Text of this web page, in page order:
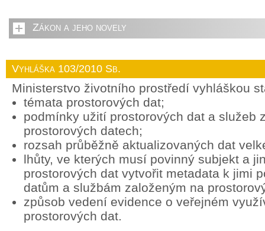
Zákon a jeho novely
Vyhláška 103/2010 Sb.
Ministerstvo životního prostředí vyhláškou
témata prostorových dat;
podmínky užití prostorových dat a služeb
prostorových datech;
rozsah průběžně aktualizovaných dat
lhůty, ve kterých musí povinný subjekt a
prostorových dat vytvořit metadata k jimi
datům a službám založeným na
způsob vedení evidence o veřejném
prostorových dat.